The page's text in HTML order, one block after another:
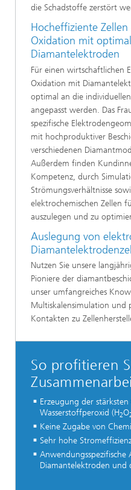
die Schadstoffe zerstört
Hocheffiziente
Oxidation mit
Diamantelektroden
Für einen wirtschaftlichen
Oxidation mit
optimal an die
angepasst werden. Das
spezifische
mit hochproduktiver
verschiedenen
Außerdem finden
Kompetenz, durch
Strömungsverhältnisse
elektrochemischen Zellen
auszulegen und zu
Auslegung von
Nutzen Sie unsere
Pioniere der
unser umfangreiches
Multiskalensimulation und
Kontakten zu
So profitieren
Erzeugung der
Wasserstoffperoxid (H2O
Keine Zugabe von
Sehr hohe
Anwendungsspezifische
Diamantelektroden und